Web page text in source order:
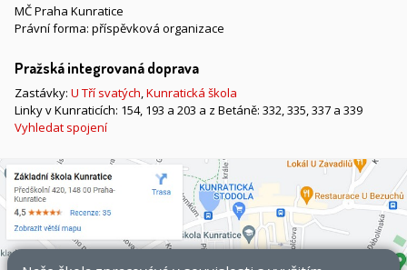
MČ Praha Kunratice
Právní forma: příspěvková organizace
Pražská integrovaná doprava
Zastávky: U Tří svatých,Kunratická škola
Linky v Kunraticích: 154, 193 a 203 a z Betáně: 332, 335, 337 a 339
Vyhledat spojení